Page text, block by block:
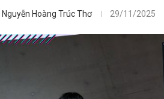
Nguyễn Hoàng Trúc Thơ 29/11/2025